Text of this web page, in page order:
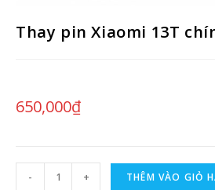
Thay pin Xiaomi 13T
650,000₫
- + THÊM VÀO GIỎ